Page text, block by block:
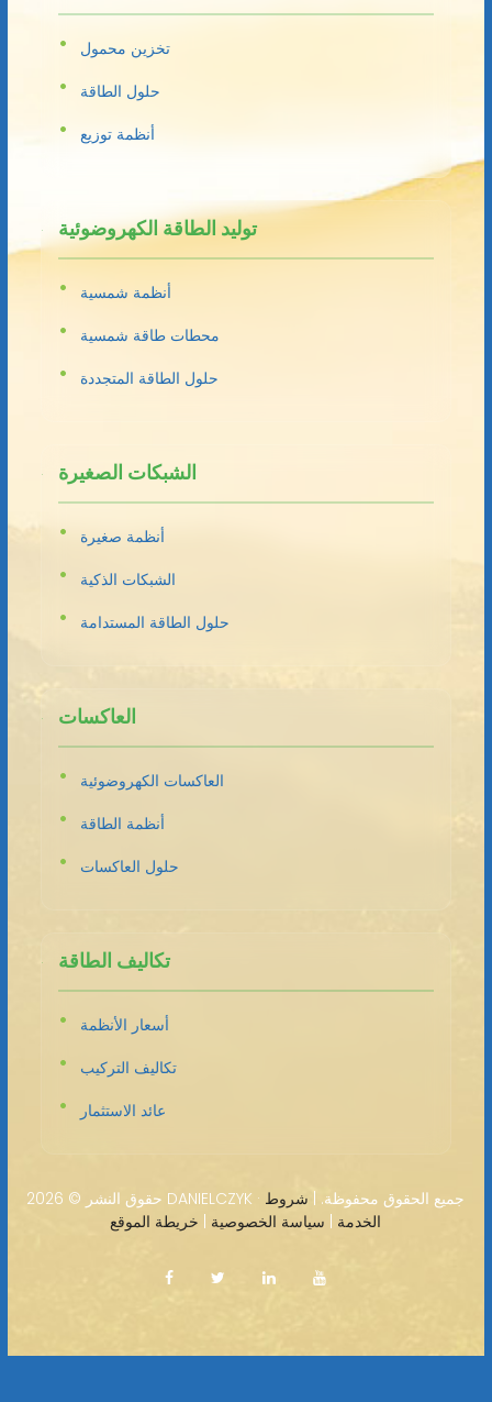
تخزين محمول
حلول الطاقة
أنظمة توزيع
توليد الطاقة الكهروضوئية
أنظمة شمسية
محطات طاقة شمسية
حلول الطاقة المتجددة
الشبكات الصغيرة
أنظمة صغيرة
الشبكات الذكية
حلول الطاقة المستدامة
العاكسات
العاكسات الكهروضوئية
أنظمة الطاقة
حلول العاكسات
تكاليف الطاقة
أسعار الأنظمة
تكاليف التركيب
عائد الاستثمار
حقوق النشر © 2026 DANIELCZYK · جميع الحقوق محفوظة. | شروط
الخدمة
سياسة الخصوصية خريطة الموقع